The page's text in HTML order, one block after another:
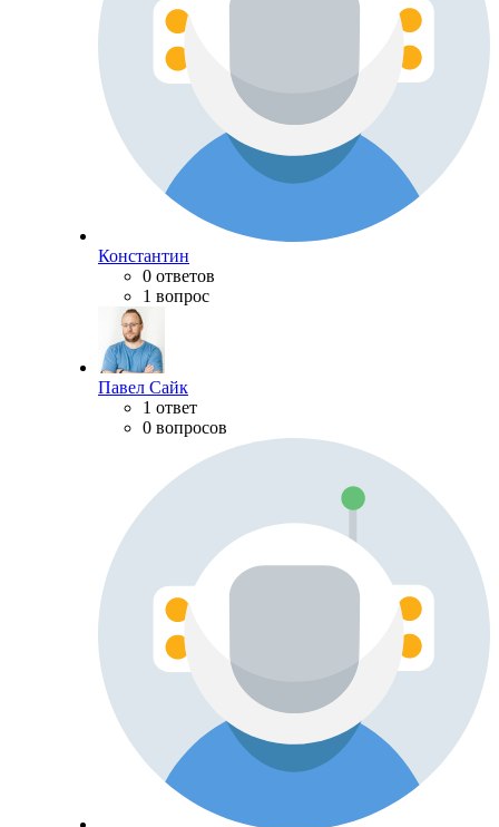
Константин
0 ответов
1 вопрос
Павел Сайк
1 ответ
0 вопросов